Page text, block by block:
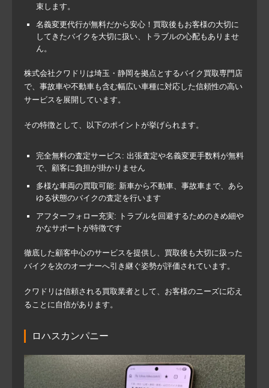
束します。
名義変更代行が無料だから安心！買取後もお客様の大切に
してきたバイクを大切に扱い、トラブルの心配もありませ
ん。
株式会社クワドリは埼玉・静岡を拠点とするバイク買取専門店
で、事故車や不動車も含む幅広い車種に対応した信頼性の高い
サービスを展開しています。
その特徴として、以下のポイントが挙げられます。
完全無料の査定サービス: 出張査定や名義変更手数料が無料
で、顧客に負担が掛かりません
多様な車両の買取可能: 新車から不動車、事故車まで、あら
ゆる状態のバイクの査定を行います
アフターフォロー充実: トラブルを回避するためのきめ細や
かなサポートが特徴です
徹底した顧客中心のサービスを提供し、買取後も大切に扱った
バイクを次のオーナーへ引き継ぐ姿勢が評価されています。
クワドリは信頼される買取業者として、お客様のニーズに応え
ることに自信があります。
ロハスカンパニー